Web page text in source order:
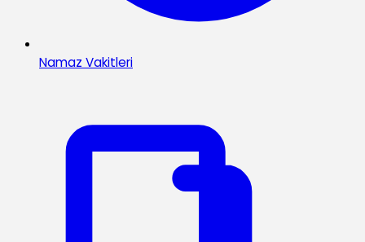
Namaz Vakitleri